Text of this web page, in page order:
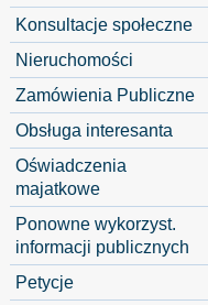
Konsultacje społeczne
Nieruchomości
Zamówienia Publiczne
Obsługa interesanta
Oświadczenia
majatkowe
Ponowne wykorzyst.
informacji publicznych
Petycje